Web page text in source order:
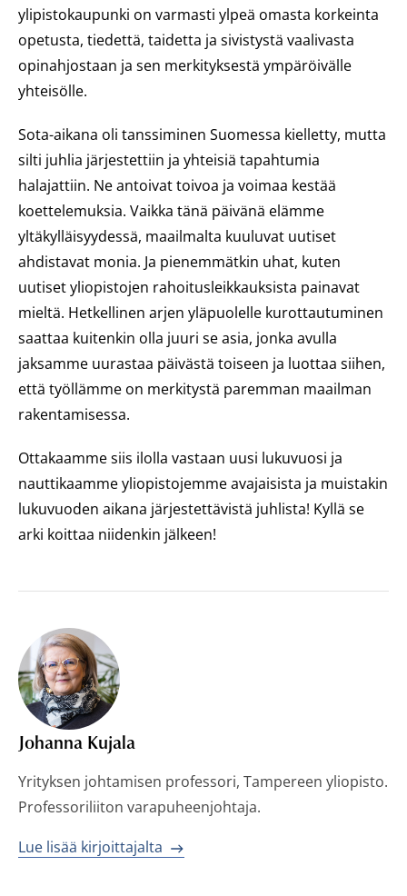
ylipistokaupunki on varmasti ylpeä omasta korkeinta
opetusta, tiedettä, taidetta ja sivistystä vaalivasta
opinahjostaan ja sen merkityksestä ympäröivälle
yhteisölle.
Sota-aikana oli tanssiminen Suomessa kielletty, mutta
silti juhlia järjestettiin ja yhteisiä tapahtumia
halajattiin. Ne antoivat toivoa ja voimaa kestää
koettelemuksia. Vaikka tänä päivänä elämme
yltäkylläisyydessä, maailmalta kuuluvat uutiset
ahdistavat monia. Ja pienemmätkin uhat, kuten
uutiset yliopistojen rahoitusleikkauksista painavat
mieltä. Hetkellinen arjen yläpuolelle kurottautuminen
saattaa kuitenkin olla juuri se asia, jonka avulla
jaksamme uurastaa päivästä toiseen ja luottaa siihen,
että työllämme on merkitystä paremman maailman
rakentamisessa.
Ottakaamme siis ilolla vastaan uusi lukuvuosi ja
nauttikaamme yliopistojemme avajaisista ja muistakin
lukuvuoden aikana järjestettävistä juhlista! Kyllä se
arki koittaa niidenkin jälkeen!
Johanna Kujala
Yrityksen johtamisen professori, Tampereen yliopisto.
Professoriliiton varapuheenjohtaja.
Lue lisää kirjoittajalta